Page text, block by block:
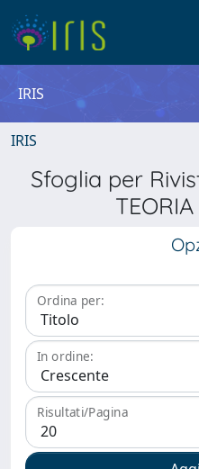
IRIS
IRIS
Sfoglia per
Ordina per:
In ordine:
Risultati/Pagina